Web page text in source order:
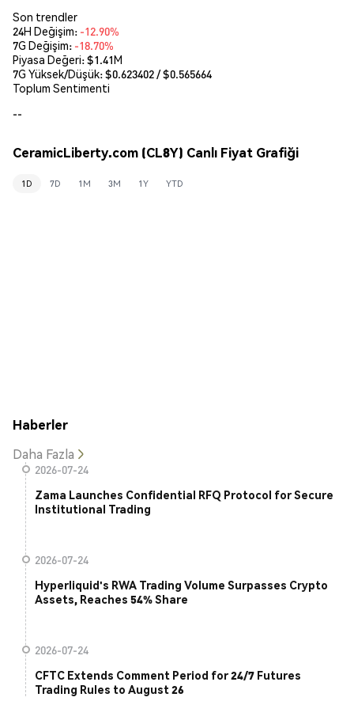
Son trendler
24H Değişim: -12.90%
7G Değişim: -18.70%
Piyasa Değeri:$1.41M
7G Yüksek/Düşük: $0.623402/ $0.565664
Toplum Sentimenti
--
CeramicLiberty.com (CL8Y) Canlı Fiyat Grafiği
1D 7D 1M 3M 1Y YTD
Haberler
Daha Fazla
2026-07-24
Zama Launches Confidential RFQ Protocol for Secure
Institutional Trading
2026-07-24
Hyperliquid's RWA Trading Volume Surpasses Crypto
Assets, Reaches 54% Share
2026-07-24
CFTC Extends Comment Period for 24/7 Futures
Trading Rules to August 26